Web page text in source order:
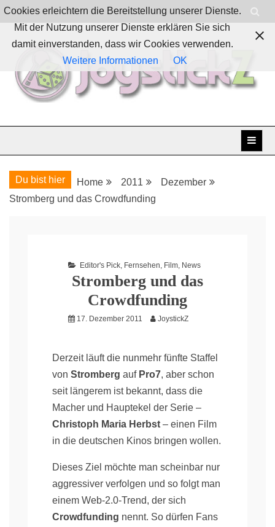
Skip
to
content
JoystickZ
Du bist hier Home 2011
Dezember
Stromberg und das Crowdfunding
Editor's Pick, Fernsehen, Film, News
Stromberg und das
Crowdfunding
17. Dezember 2011 JoystickZ
Derzeit läuft die nunmehr fünfte Staffel
von Stromberg auf Pro7, aber schon
seit längerem ist bekannt, dass die
Macher und Hauptekel der Serie –
Christoph Maria Herbst – einen Film
in die deutschen Kinos bringen wollen.
Dieses Ziel möchte man scheinbar nur
aggressiver verfolgen und so folgt man
einem Web-2.0-Trend, der sich
Crowdfunding nennt. So dürfen Fans
Cookies erleichtern die Bereitstellung unserer Dienste.
Mit der Nutzung unserer Dienste erklären Sie sich
damit einverstanden, dass wir Cookies verwenden.
Weitere Informationen
OK